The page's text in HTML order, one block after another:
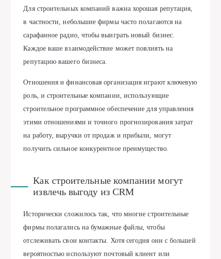
Для строительных компаний важна хорошая репутация,
в частности, небольшие фирмы часто полагаются на
сарафанное радио, чтобы выиграть новый бизнес.
Каждое ваше взаимодействие может повлиять на
репутацию вашего бизнеса.
Отношения и финансовая организация играют ключевую
роль, и строительные компании, использующие
строительное программное обеспечение для управления
этими отношениями и точного прогнозирования затрат
на работу, выручки от продаж и прибыли, могут
получить сильное конкурентное преимущество.
Как строительные компании могут
извлечь выгоду из CRM
Исторически сложилось так, что многие строительные
фирмы полагались на бумажные файлы, чтобы
отслеживать свои контакты. Хотя сегодня они с большей
вероятностью используют почтовый клиент или